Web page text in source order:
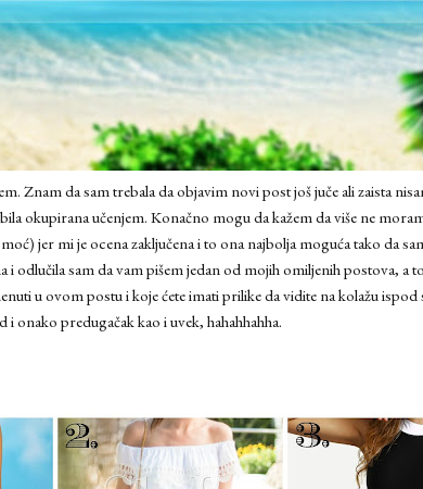
Znam da sam trebala da objavim novi post još juče ali zaista
okupirana učenjem. Konačno mogu da kažem da više ne
jer mi je ocena zaključena i to ona najbolja moguća tako da
odlučila sam da vam pišem jedan od mojih omiljenih postova, a
u ovom postu i koje ćete imati prilike da vidite na kolažu
i onako predugačak kao i uvek, hahahhahha.